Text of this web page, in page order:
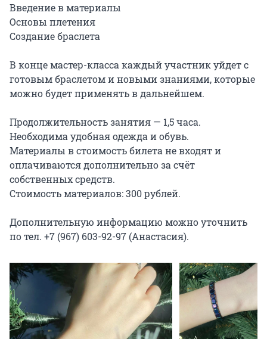
Введение в материалы
Основы плетения
Создание браслета
В конце мастер-класса каждый участник уйдет с
готовым браслетом и новыми знаниями, которые
можно будет применять в дальнейшем.
Продолжительность занятия — 1,5 часа.
Необходима удобная одежда и обувь.
Материалы в стоимость билета не входят и
оплачиваются дополнительно за счёт
собственных средств.
Стоимость материалов: 300 рублей.
Дополнительную информацию можно уточнить
по тел. +7 (967) 603-92-97 (Анастасия).